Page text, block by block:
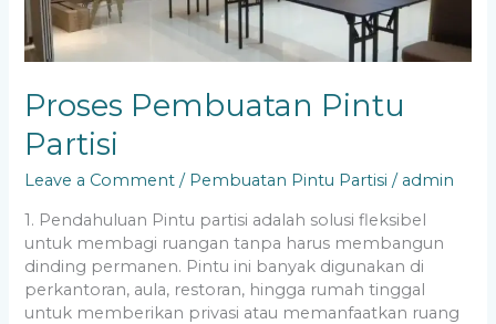
Proses Pembuatan Pintu
Partisi
Leave a Comment / Pembuatan Pintu Partisi / admin
1. Pendahuluan Pintu partisi adalah solusi fleksibel
untuk membagi ruangan tanpa harus membangun
dinding permanen. Pintu ini banyak digunakan di
perkantoran, aula, restoran, hingga rumah tinggal
untuk memberikan privasi atau memanfaatkan ruang